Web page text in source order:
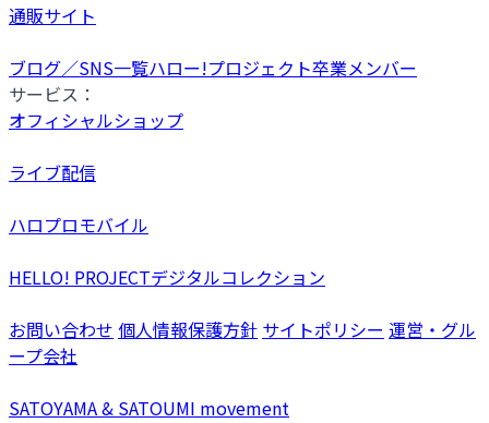
通販サイト
ブログ／SNS一覧ハロー!プロジェクト卒業メンバー
サービス：
オフィシャルショップ
ライブ配信
ハロプロモバイル
HELLO! PROJECTデジタルコレクション
お問い合わせ 個人情報保護方針 サイトポリシー 運営・グル
ープ会社
SATOYAMA & SATOUMI movement